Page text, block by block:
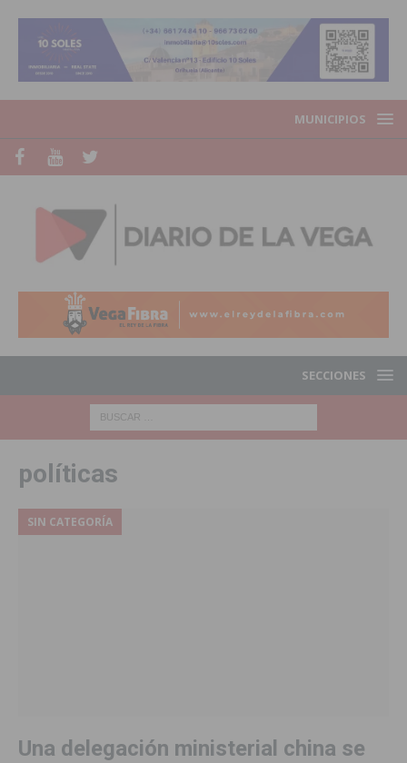
MUNICIPIOS
SECCIONES
políticas
SIN CATEGORÍA
Una delegación ministerial china se